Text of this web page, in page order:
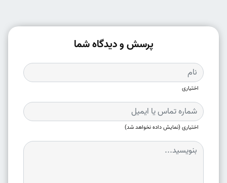
پرسش و دیدگاه شما
اختیاری
اختیاری (نمایش داده نخواهد شد)